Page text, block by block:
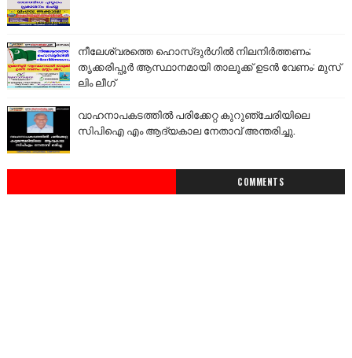
നീലേശ്വരത്തെ ഹൊസ്ദുർഗിൽ നിലനിർത്തണം;
തൃക്കരിപ്പൂർ ആസ്ഥാനമായി താലൂക്ക് ഉടൻ വേണം: മുസ്
ലിം ലീഗ്
വാഹനാപകടത്തിൽ പരിക്കേറ്റ കുറുഞ്ചേരിയിലെ
സിപിഐ എം ആദ്യകാല നേതാവ് അന്തരിച്ചു.
COMMENTS